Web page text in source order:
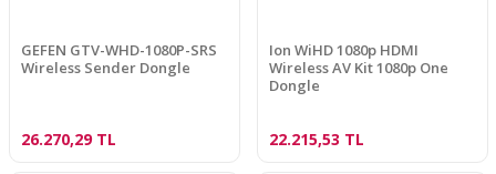
GEFEN GTV-WHD-1080P-SRS
Wireless Sender Dongle
26.270,29 TL
Ion WiHD 1080p HDMI
Wireless AV Kit 1080p One
Dongle
22.215,53 TL